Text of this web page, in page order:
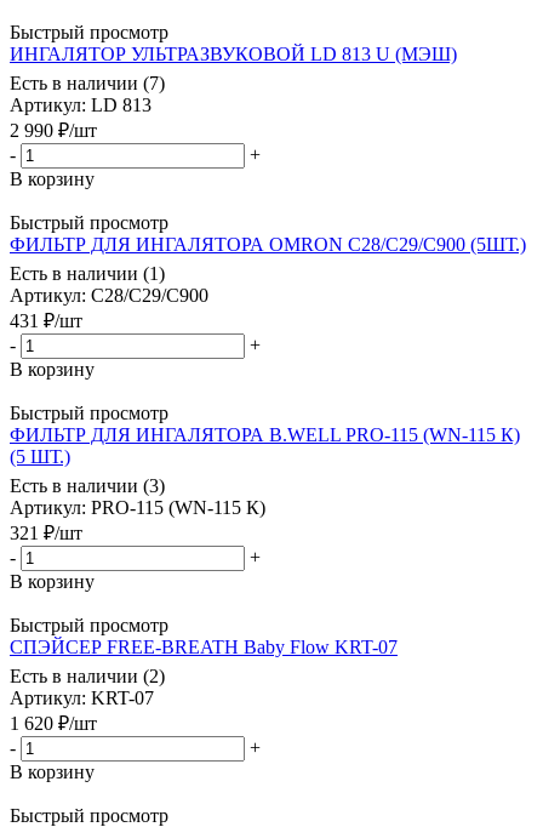
Быстрый просмотр
ИНГАЛЯТОР УЛЬТРАЗВУКОВОЙ LD 813 U (МЭШ)
Есть в наличии (7)
Артикул: LD 813
2 990 ₽/шт
-
+
В корзину
Быстрый просмотр
ФИЛЬТР ДЛЯ ИНГАЛЯТОРА OMRON С28/С29/C900 (5ШТ.)
Есть в наличии (1)
Артикул: С28/С29/C900
431 ₽/шт
-
+
В корзину
Быстрый просмотр
ФИЛЬТР ДЛЯ ИНГАЛЯТОРА B.WELL PRO-115 (WN-115 К)
(5 ШТ.)
Есть в наличии (3)
Артикул: PRO-115 (WN-115 К)
321 ₽/шт
-
+
В корзину
Быстрый просмотр
СПЭЙСЕР FREE-BREATH Baby Flow KRT-07
Есть в наличии (2)
Артикул: KRT-07
1 620 ₽/шт
-
+
В корзину
Быстрый просмотр